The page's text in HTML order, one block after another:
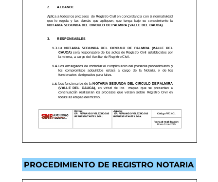
PROCEDIMIENTO DE REGISTRO NOTARIA